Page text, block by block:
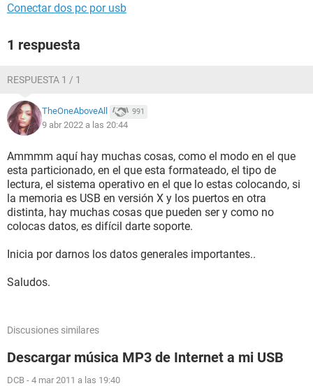
Conectar dos pc por usb
1 respuesta
RESPUESTA 1 / 1
TheOneAboveAll 991
9 abr 2022 a las 20:44
Ammmm aquí hay muchas cosas, como el modo en el que
esta particionado, en el que esta formateado, el tipo de
lectura, el sistema operativo en el que lo estas colocando, si
la memoria es USB en versión X y los puertos en otra
distinta, hay muchas cosas que pueden ser y como no
colocas datos, es difícil darte soporte.
Inicia por darnos los datos generales importantes..
Saludos.
Discusiones similares
Descargar música MP3 de Internet a mi USB
DCB - 4 mar 2011 a las 19:40